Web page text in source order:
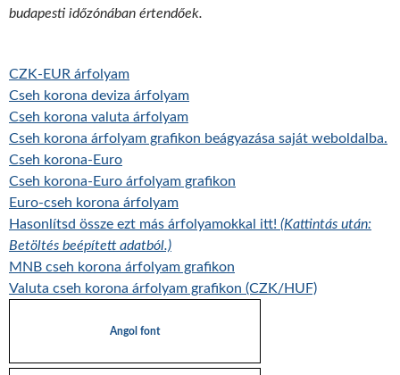
budapesti időzónában értendőek.
CZK-EUR árfolyam
Cseh korona deviza árfolyam
Cseh korona valuta árfolyam
Cseh korona árfolyam grafikon beágyazása saját weboldalba.
Cseh korona-Euro
Cseh korona-Euro árfolyam grafikon
Euro-cseh korona árfolyam
Hasonlítsd össze ezt más árfolyamokkal itt! (Kattintás után:
Betöltés beépített adatból.)
MNB cseh korona árfolyam grafikon
Valuta cseh korona árfolyam grafikon (CZK/HUF)
Angol font